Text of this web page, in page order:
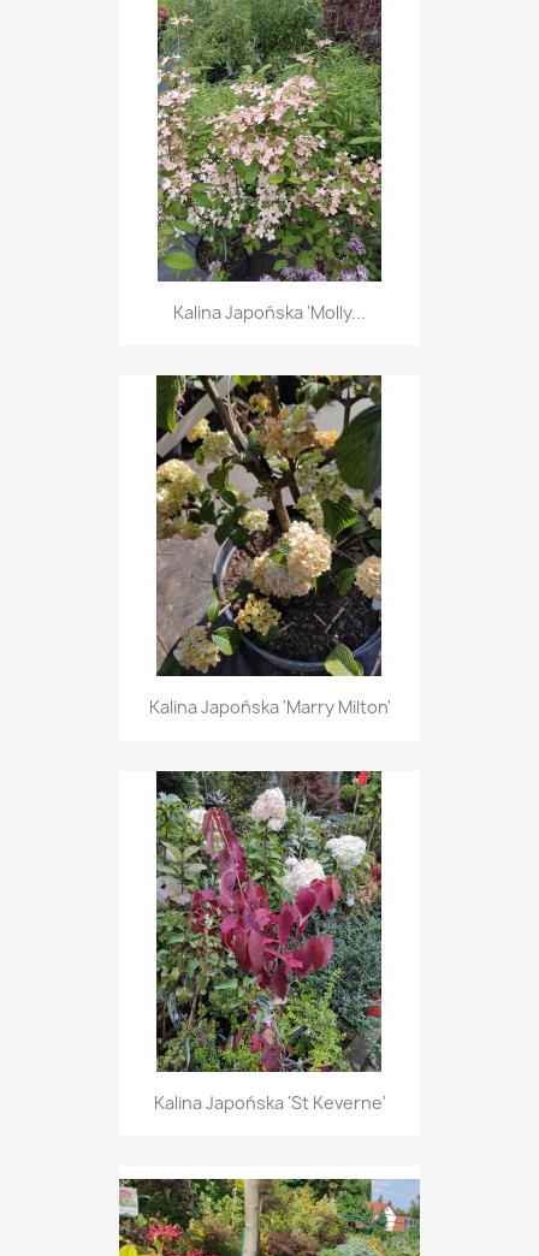
Kalina Japońska 'Molly...
Kalina Japońska 'Marry Milton'
Kalina Japońska 'St Keverne'